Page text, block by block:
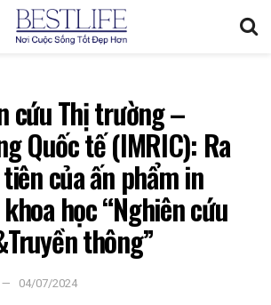
cứu Thị trường –
Quốc tế (IMRIC): Ra
của ấn phẩm in
học “Nghiên cứu
thông”
04/07/2024